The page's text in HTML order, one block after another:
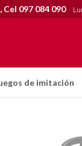
de imitación
Cel 097 084 090